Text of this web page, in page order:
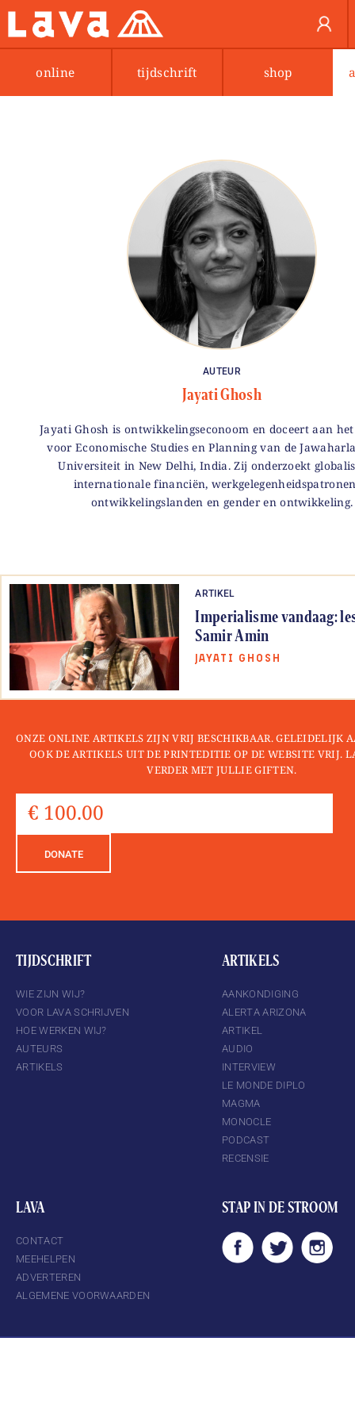
online tijdschrift shop
AUTEUR
Jayati Ghosh
Jayati Ghosh is ontwikkelingseconoom en doceert aan
voor Economische Studies en Planning van de
Universiteit in New Delhi, India. Zij onderzoekt
internationale financiën,
ontwikkelingslanden en gender en ontwikkeling.
ARTIKEL
Imperialisme vandaag:
Samir Amin
JAYATI GHOSH
ONZE ONLINE ARTIKELS ZIJN VRIJ BESCHIKBAAR. GELEIDELIJK
OOK DE ARTIKELS UIT DE PRINTEDITIE OP DE WEBSITE VRIJ.
VERDER MET JULLIE GIFTEN.
DONATE
TIJDSCHRIFT
WIE ZIJN WIJ?
VOOR LAVA SCHRIJVEN
HOE WERKEN WIJ?
AUTEURS
ARTIKELS
ARTIKELS
AANKONDIGING
ALERTA ARIZONA
ARTIKEL
AUDIO
INTERVIEW
LE MONDE DIPLO
MAGMA
MONOCLE
PODCAST
RECENSIE
LAVA
CONTACT
MEEHELPEN
ADVERTEREN
ALGEMENE VOORWAARDEN
STAP IN DE STROOM